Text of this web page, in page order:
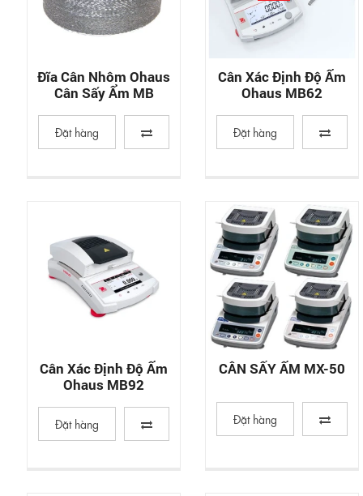
Đĩa Cân Nhôm Ohaus
Cân Sấy Ẩm MB
Đặt hàng
Cân Xác Định Độ Ẩm
Ohaus MB62
Đặt hàng
Cân Xác Định Độ Ẩm
Ohaus MB92
Đặt hàng
CÂN SẤY ẨM MX-50
Đặt hàng